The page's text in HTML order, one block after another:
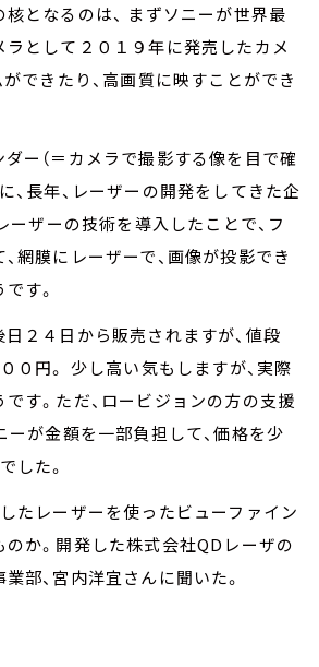
となるのは、 まずソニーが世界最
として２０１９年に発売したカメ
できたり、高画質に映すことができ
ー（＝カメラで撮影する像を目で確
、長年、レーザーの開発をしてきた企
ーザーの技術を導入したことで、フ
網膜にレーザーで、画像が投影でき
す。
２４日から販売されますが、値段
０円。 少し高い気もしますが、実際
す。ただ、ロービジョンの方の支援
ーが金額を一部負担して、価格を少
した。
たレーザーを使ったビューファイン
か。開発した株式会社QDレーザの
部、宮内洋宜さんに聞いた。